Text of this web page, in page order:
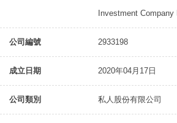
Investment Company
公司編號 2933198
成立日期 2020年04月17日
公司類別 私人股份有限公司